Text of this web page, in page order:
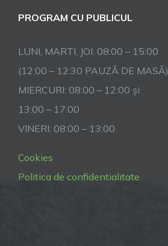
PROGRAM CU PUBLICUL
LUNI, MARTI, JOI: 08:00 – 15:00
(12:00 – 12:30 PAUZĂ DE MASĂ)
MIERCURI: 08:00 – 12:00 și
13:00 – 17:00
VINERI: 08:00 – 13:00
Cookies
Politica de confidentialitate